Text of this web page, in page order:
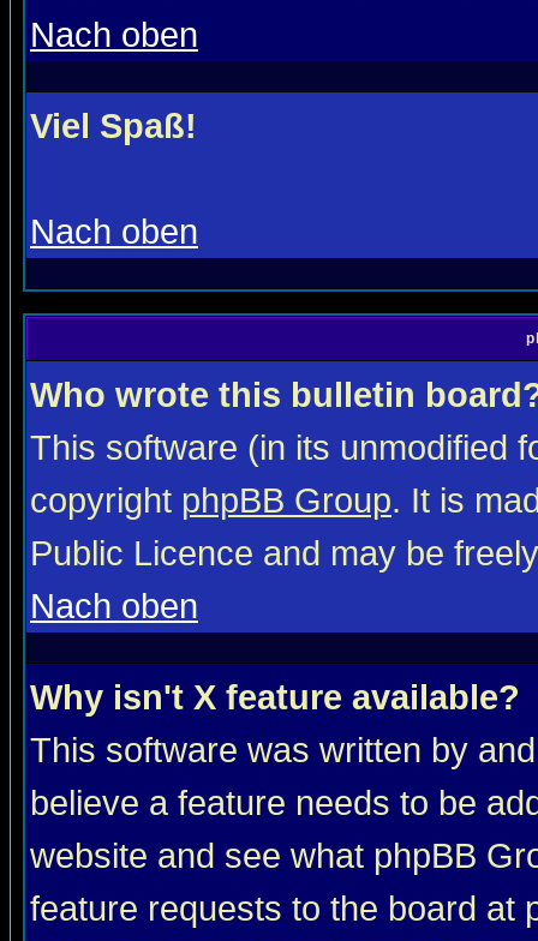
Nach oben
Viel Spaß!
Nach oben
Who wrote this bulletin
This software (in its unmodified
copyright phpBB Group. It is
Public Licence and may be
Nach oben
Why isn't X feature available?
This software was written by
believe a feature needs to be
website and see what phpBB
feature requests to the board at